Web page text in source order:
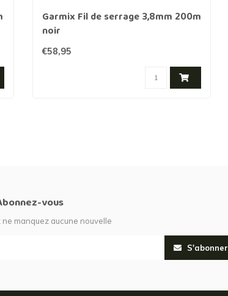
Garmix Fil de serrage 3,8mm 200m
noir
€58,95
vous
manquez aucune nouvelle
S'abonner